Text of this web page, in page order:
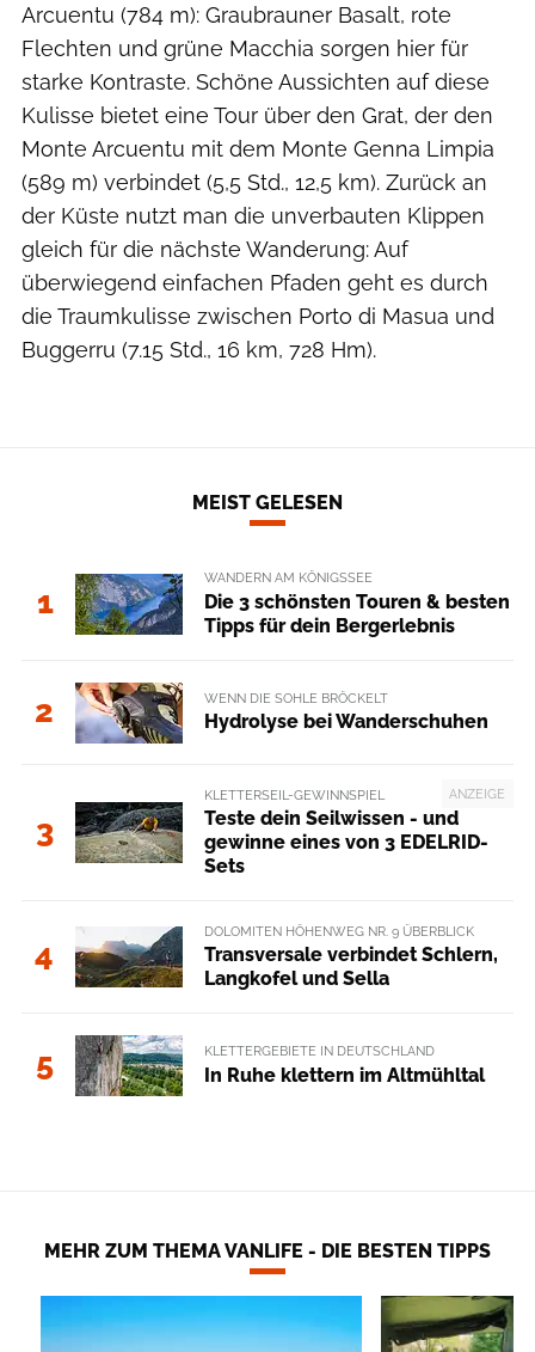
Arcuentu (784 m): Graubrauner Basalt, rote
Flechten und grüne Macchia sorgen hier für
starke Kontraste. Schöne Aussichten auf diese
Kulisse bietet eine Tour über den Grat, der den
Monte Arcuentu mit dem Monte Genna Limpia
(589 m) verbindet (5,5 Std., 12,5 km). Zurück an
der Küste nutzt man die unverbauten Klippen
gleich für die nächste Wanderung: Auf
überwiegend einfachen Pfaden geht es durch
die Traumkulisse zwischen Porto di Masua und
Buggerru (7.15 Std., 16 km, 728 Hm).
MEIST GELESEN
1
WANDERN AM KÖNIGSSEE
Die 3 schönsten Touren & besten
Tipps für dein Bergerlebnis
2 WENN DIE SOHLE BRÖCKELT
Hydrolyse bei Wanderschuhen
3
ANZEIGE
KLETTERSEIL-GEWINNSPIEL
Teste dein Seilwissen - und
gewinne eines von 3 EDELRID-
Sets
4
DOLOMITEN HÖHENWEG NR. 9 ÜBERBLICK
Transversale verbindet Schlern,
Langkofel und Sella
5 KLETTERGEBIETE IN DEUTSCHLAND
In Ruhe klettern im Altmühltal
MEHR ZUM THEMA VANLIFE - DIE BESTEN TIPPS